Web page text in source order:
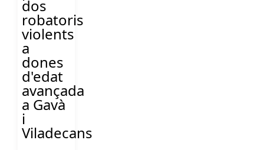
dos
robatoris
violents
a
dones
d'edat
avançada
a Gavà
i
Viladecans